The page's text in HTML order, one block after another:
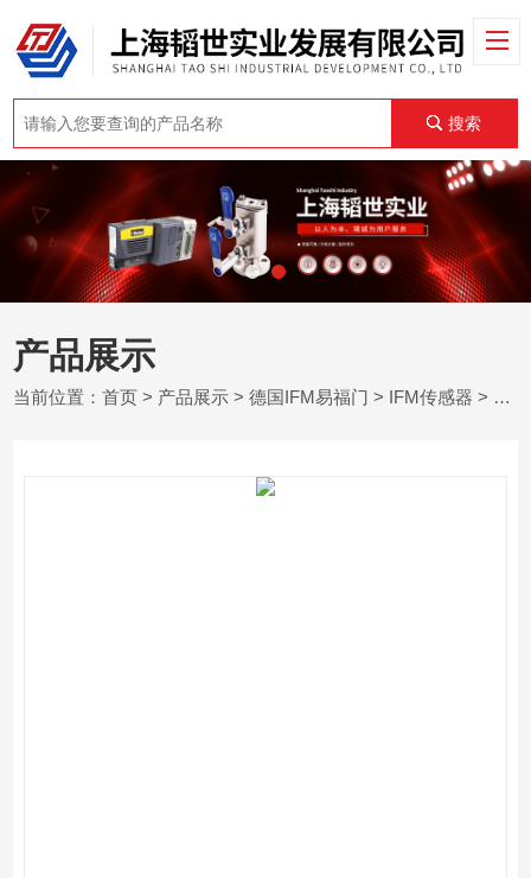
搜索
产品展示
当前位置：首页 > 产品展示 >德国IFM易福门 > IFM传感器 > OJ5058德国易福门IFM紧凑激光镜面反射传感器